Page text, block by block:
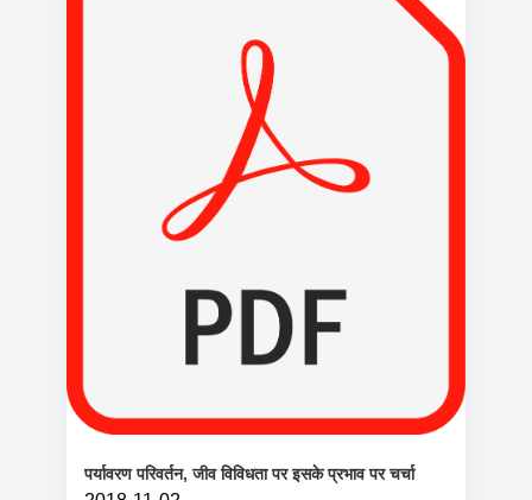
पर्यावरण परिवर्तन, जीव विविधता पर इसके प्रभाव पर चर्चा